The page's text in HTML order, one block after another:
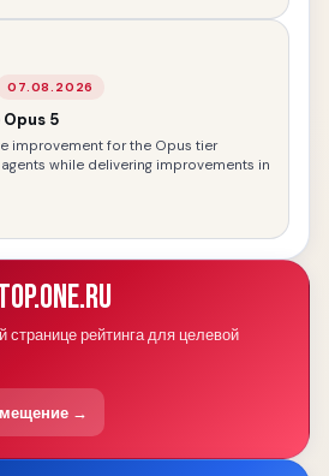
07.08.2026
5
improvement for the Opus tier
while delivering improvements in
рейтинга для целевой
→